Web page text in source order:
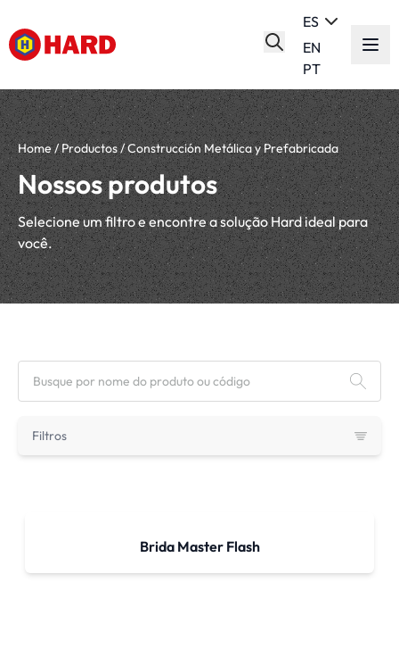
ES
EN
PT
Home/Productos/Construcción Metálica y Prefabricada
Nossos produtos
Selecione um filtro e encontre a solução Hard ideal para
você.
Filtros
Brida Master Flash